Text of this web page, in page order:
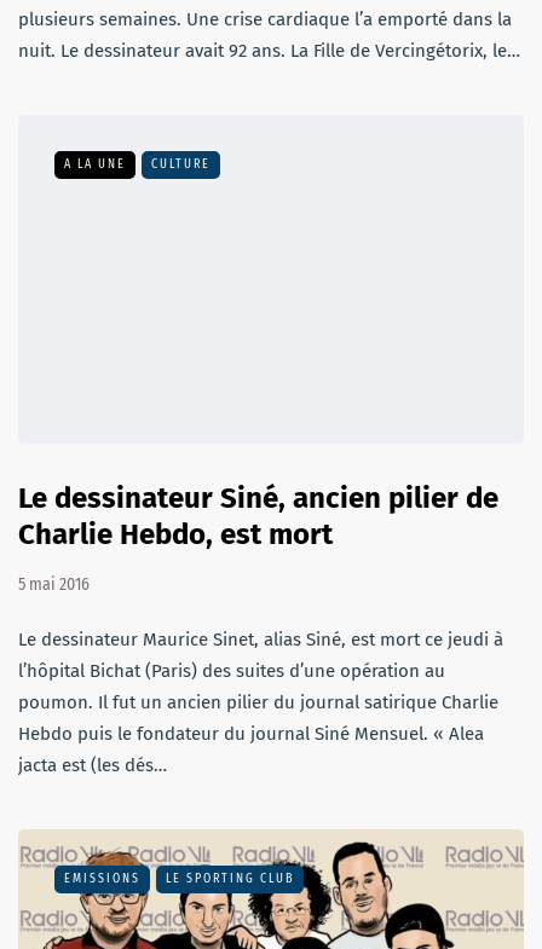
plusieurs semaines. Une crise cardiaque l’a emporté dans la
nuit. Le dessinateur avait 92 ans. La Fille de Vercingétorix, le…
A LA UNE CULTURE
Le dessinateur Siné, ancien pilier de
Charlie Hebdo, est mort
5 mai 2016
Le dessinateur Maurice Sinet, alias Siné, est mort ce jeudi à
l’hôpital Bichat (Paris) des suites d’une opération au
poumon. Il fut un ancien pilier du journal satirique Charlie
Hebdo puis le fondateur du journal Siné Mensuel. « Alea
jacta est (les dés…
EMISSIONS LE SPORTING CLUB